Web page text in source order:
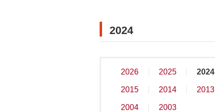
ガバナンス（Governance）/ コンプライアンス・リ
2024
2026 2025 2024
2015 2014 2013
2004 2003